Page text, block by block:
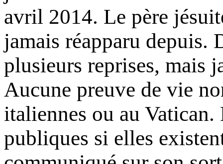
avril 2014. Le père
jamais réapparu depuis.
plusieurs reprises, mais
Aucune preuve de vie
italiennes ou au Vatican.
publiques si elles